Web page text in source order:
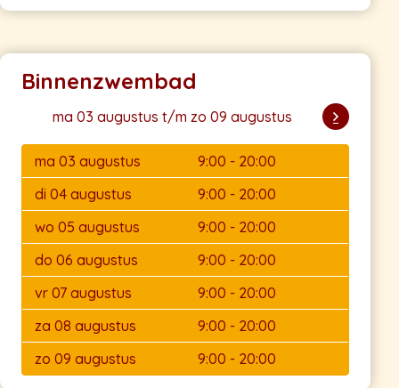
Binnenzwembad
ma 03 augustus t/m zo 09 augustus
ma 03 augustus
9:00 - 20:00
di 04 augustus
9:00 - 20:00
wo 05 augustus
9:00 - 20:00
do 06 augustus
9:00 - 20:00
vr 07 augustus
9:00 - 20:00
za 08 augustus
9:00 - 20:00
zo 09 augustus
9:00 - 20:00